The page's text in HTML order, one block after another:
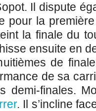
Il dispute
pour la
la finale du
ensuite en
de
de sa
demi-finales.
. Il s’incline